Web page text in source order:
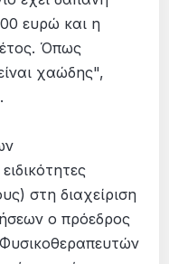
ευρώ και η
Όπως
χαώδης",
στη διαχείριση
ο πρόεδρος